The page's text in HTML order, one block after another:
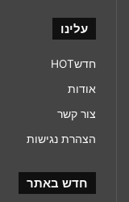
עלינו
חדשHOT
אודות
צור קשר
הצהרת נגישות
חדש באתר